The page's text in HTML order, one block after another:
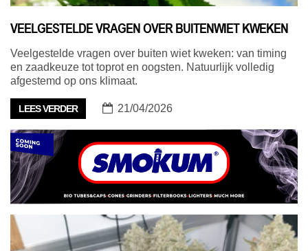
VEELGESTELDE VRAGEN OVER BUITENWIET KWEKEN
Veelgestelde vragen over buiten wiet kweken: van timing
en zaadkeuze tot toprot en oogsten. Natuurlijk volledig
afgestemd op ons klimaat.
LEES VERDER 21/04/2026